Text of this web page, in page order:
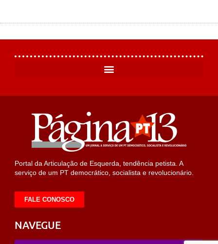
Portal da Articulação de Esquerda, tendência petista. A
serviço de um PT democrático, socialista e revolucionário.
FALE CONOSCO
NAVEGUE